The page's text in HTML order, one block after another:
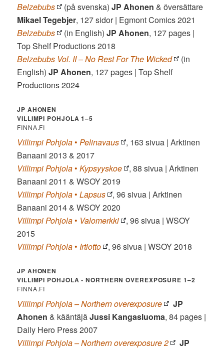
Belzebubs
(på svenska)JP Ahonen & översättare
Mikael Tegebjer, 127 sidor | Egmont Comics 2021
Belzebubs
(in English)JP Ahonen, 127 pages |
Top Shelf Productions 2018
Belzebubs Vol. II – No Rest For The Wicked
(in
English)JP Ahonen, 127 pages | Top Shelf
Productions 2024
JP AHONEN
VILLIMPI POHJOLA 1–5
FINNA.FI
Villimpi Pohjola• Pelinavaus
, 163 sivua | Arktinen
Banaani 2013 & 2017
Villimpi Pohjola• Kypsyyskoe
, 88 sivua | Arktinen
Banaani 2011 & WSOY 2019
Villimpi Pohjola• Lapsus
, 96 sivua | Arktinen
Banaani 2014 & WSOY 2020
Villimpi Pohjola• Valomerkki
, 96 sivua | WSOY
2015
Villimpi Pohjola• Irtiotto , 96 sivua | WSOY 2018
JP AHONEN
VILLIMPI POHJOLA • NORTHERN OVEREXPOSURE 1–2
FINNA.FI
Villimpi Pohjola – Northern overexposure
JP
Ahonen & kääntäjäJussi Kangasluoma, 84 pages |
Daily Hero Press 2007
Villimpi Pohjola – Northern overexposure 2
JP